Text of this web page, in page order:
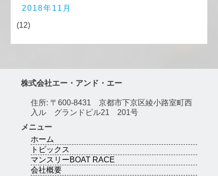
2018年11月
(12)
株式会社エー・アンド・エー
住所: 〒600-8431 京都市下京区綾小路室町西
入ル グランドビル21 201号
メニュー
ホーム
トピックス
マンスリーBOAT RACE
会社概要